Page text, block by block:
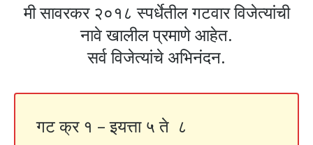
मी सावरकर २०१८ स्पर्धेतील गटवार विजेत्यांची
नावे खालील प्रमाणे आहेत.
सर्व विजेत्यांचे अभिनंदन.
गट क्र १ – इयत्ता ५ ते ८